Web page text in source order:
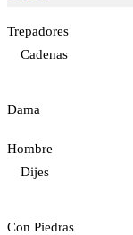
Trepadores
Cadenas
Dama
Hombre
Dijes
Con Piedras